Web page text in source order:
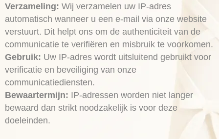
Verzameling: Wij verzamelen uw IP-adres
automatisch wanneer u een e-mail via onze website
verstuurt. Dit helpt ons om de authenticiteit van de
communicatie te verifiëren en misbruik te voorkomen.
Gebruik: Uw IP-adres wordt uitsluitend gebruikt voor
verificatie en beveiliging van onze
communicatiediensten.
Bewaartermijn: IP-adressen worden niet langer
bewaard dan strikt noodzakelijk is voor deze
doeleinden.